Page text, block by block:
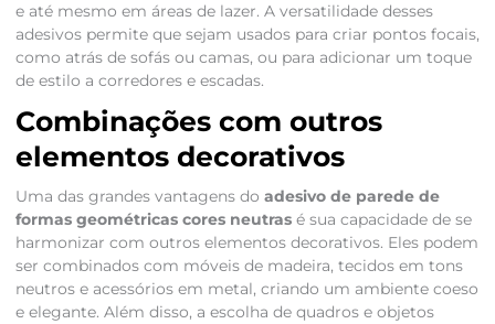
e até mesmo em áreas de lazer. A versatilidade desses
adesivos permite que sejam usados para criar pontos focais,
como atrás de sofás ou camas, ou para adicionar um toque
de estilo a corredores e escadas.
Combinações com outros
elementos decorativos
Uma das grandes vantagens do adesivo de parede de
formas geométricas cores neutrasé sua capacidade de se
harmonizar com outros elementos decorativos. Eles podem
ser combinados com móveis de madeira, tecidos em tons
neutros e acessórios em metal, criando um ambiente coeso
e elegante. Além disso, a escolha de quadros e objetos